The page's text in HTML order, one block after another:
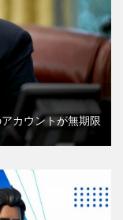
カウントが無期限